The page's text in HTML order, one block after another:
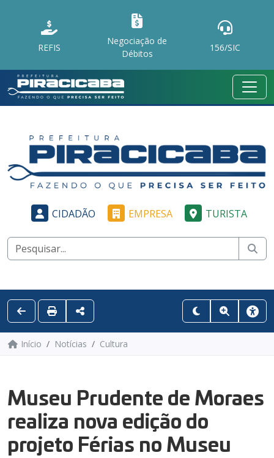
REFIS
Negociação de
Débitos
156/SIC
CIDADÃO EMPRESA TURISTA
Início Notícias Cultura
Museu Prudente de Moraes
realiza nova edição do
projeto Férias no Museu